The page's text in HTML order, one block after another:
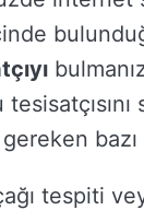
bazı
tespiti